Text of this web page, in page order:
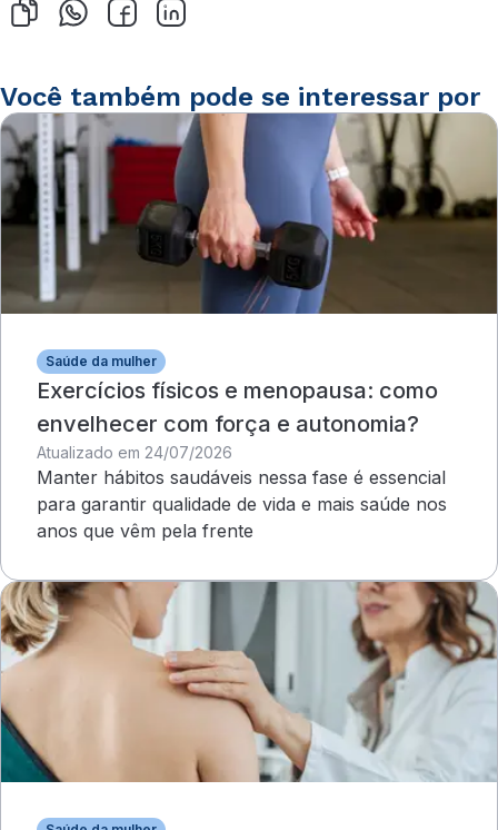
Você também pode se interessar por
Saúde da mulher
Exercícios físicos e menopausa: como
envelhecer com força e autonomia?
Atualizado em 24/07/2026
Manter hábitos saudáveis nessa fase é essencial
para garantir qualidade de vida e mais saúde nos
anos que vêm pela frente